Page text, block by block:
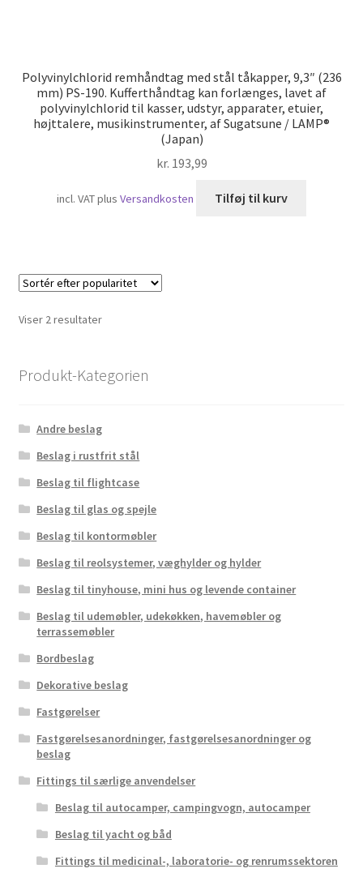
Polyvinylchlorid remhåndtag med stål tåkapper, 9,3″ (236
mm) PS-190. Kufferthåndtag kan forlænges, lavet af
polyvinylchlorid til kasser, udstyr, apparater, etuier,
højttalere, musikinstrumenter, af Sugatsune / LAMP®
(Japan)
kr. 193,99
incl. VATplusVersandkosten Tilføj til kurv
Viser 2 resultaterSorteret
Produkt-Kategorien
Andre beslag
Beslag i rustfrit stål
Beslag til flightcase
Beslag til glas og spejle
Beslag til kontormøbler
Beslag til reolsystemer, væghylder og hylder
Beslag til tinyhouse, mini hus og levende container
Beslag til udemøbler, udekøkken, havemøbler og
terrassemøbler
Bordbeslag
Dekorative beslag
Fastgørelser
Fastgørelsesanordninger, fastgørelsesanordninger og
beslag
Fittings til særlige anvendelser
Beslag til autocamper, campingvogn, autocamper
Beslag til yacht og båd
Fittings til medicinal-, laboratorie- og renrumssektoren